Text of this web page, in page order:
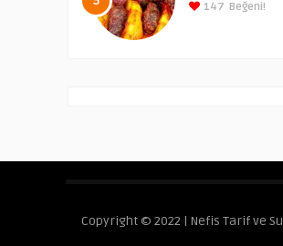
147 Beğeni!
Copyright © 2022 | Nefis Tarif ve